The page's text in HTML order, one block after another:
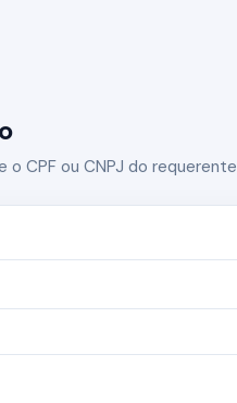
CPF ou CNPJ do requerente